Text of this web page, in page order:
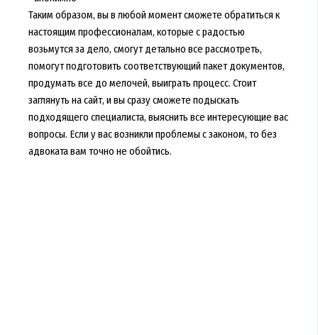
Таким образом, вы в любой момент сможете обратиться к
настоящим профессионалам, которые с радостью
возьмутся за дело, смогут детально все рассмотреть,
помогут подготовить соответствующий пакет документов,
продумать все до мелочей, выиграть процесс. Стоит
заглянуть на сайт, и вы сразу сможете подыскать
подходящего специалиста, выяснить все интересующие вас
вопросы. Если у вас возникли проблемы с законом, то без
адвоката вам точно не обойтись.